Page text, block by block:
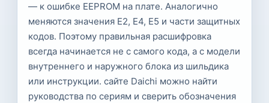
— к ошибке EEPROM на плате. Аналогично
меняются значения E2, E4, E5 и части защитных
кодов. Поэтому правильная расшифровка
всегда начинается не с самого кода, а с модели
внутреннего и наружного блока из шильдика
или инструкции. сайте Daichi можно найти
руководства по сериям и сверить обозначения